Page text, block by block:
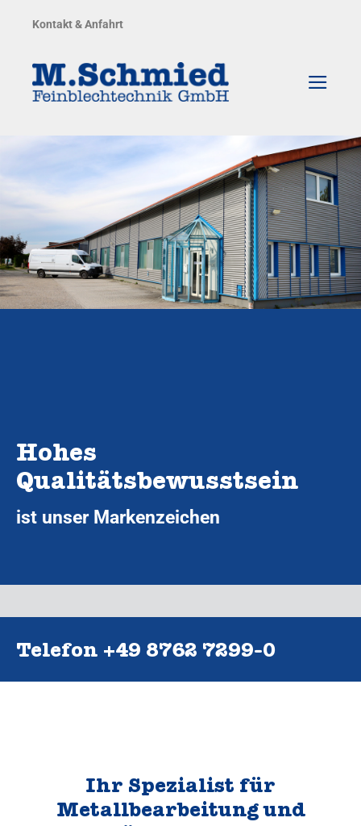
Inhalt
Kontakt & Anfahrt
Hohes
Qualitätsbewusstsein
ist unser Markenzeichen
Telefon +49 8762 7299‑0
Ihr Spezialist für
Metallbearbeitung und